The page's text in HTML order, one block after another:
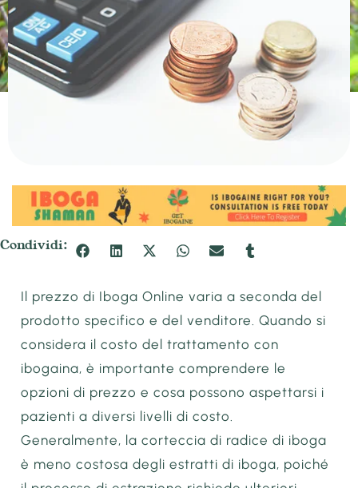
Condividi:
Il prezzo di Iboga Online varia a seconda del
prodotto specifico e del venditore. Quando si
considera il costo del trattamento con
ibogaina, è importante comprendere le
opzioni di prezzo e cosa possono aspettarsi i
pazienti a diversi livelli di costo.
Generalmente, la corteccia di radice di iboga
è meno costosa degli estratti di iboga, poiché